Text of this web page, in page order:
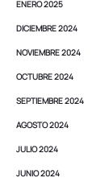
ENERO 2025
DICIEMBRE 2024
NOVIEMBRE 2024
OCTUBRE 2024
SEPTIEMBRE 2024
AGOSTO 2024
JULIO 2024
JUNIO 2024